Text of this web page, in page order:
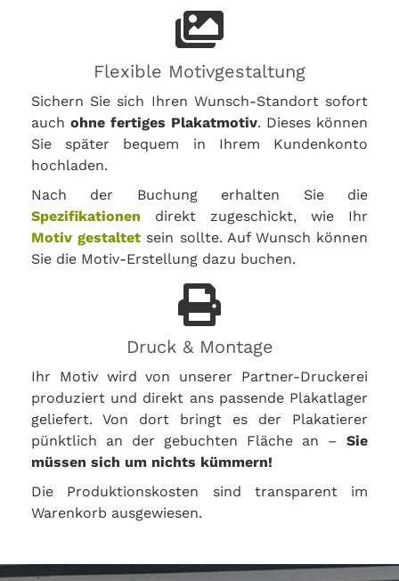
Flexible Motivgestaltung
Sichern Sie sich Ihren Wunsch-Standort sofort
auch ohne fertiges Plakatmotiv. Dieses können
Sie später bequem in Ihrem Kundenkonto
hochladen.
Nach der Buchung erhalten Sie die
Spezifikationen direkt zugeschickt, wie Ihr
Motiv gestaltet sein sollte. Auf Wunsch können
Sie die Motiv-Erstellung dazu buchen.
Druck & Montage
Ihr Motiv wird von unserer Partner-Druckerei
produziert und direkt ans passende Plakatlager
geliefert. Von dort bringt es der Plakatierer
pünktlich an der gebuchten Fläche an – Sie
müssen sich um nichts kümmern!
Die Produktionskosten sind transparent im
Warenkorb ausgewiesen.